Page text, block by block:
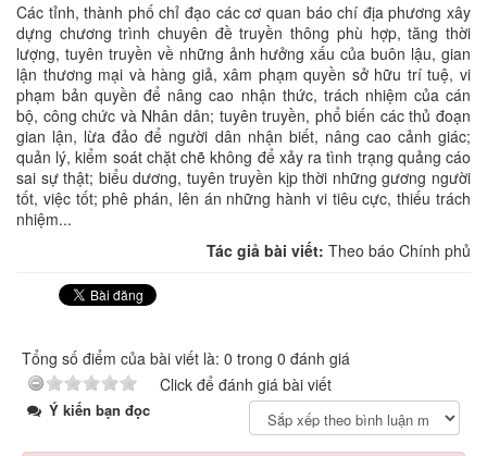
Các tỉnh, thành phố chỉ đạo các cơ quan báo chí địa phương xây
dựng chương trình chuyên đề truyền thông phù hợp, tăng thời
lượng, tuyên truyền về những ảnh hưởng xấu của buôn lậu, gian
lận thương mại và hàng giả, xâm phạm quyền sở hữu trí tuệ, vi
phạm bản quyền để nâng cao nhận thức, trách nhiệm của cán
bộ, công chức và Nhân dân; tuyên truyền, phổ biến các thủ đoạn
gian lận, lừa đảo để người dân nhận biết, nâng cao cảnh giác;
quản lý, kiểm soát chặt chẽ không để xảy ra tình trạng quảng cáo
sai sự thật; biểu dương, tuyên truyền kịp thời những gương người
tốt, việc tốt; phê phán, lên án những hành vi tiêu cực, thiếu trách
nhiệm...
Tác giả bài viết: Theo báo Chính phủ
Tổng số điểm của bài viết là: 0 trong 0 đánh giá
Click để đánh giá bài viết
Ý kiến bạn đọc